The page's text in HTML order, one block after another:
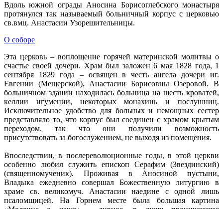
Вдоль южной ограды Аносина Борисоглебского монастыря
протянулся так называемый больничный корпус с церковью
св.вмц. Анастасии Узорешительницы.
О соборе
Эта церковь – воплощение горячей материнской молитвы о
счастье своей дочери. Храм был заложен 6 мая 1828 года, 1
сентября 1829 года – освящен в честь ангела дочери иг.
Евгении (Мещерской), Анастасии Борисовны Озеровой. В
больничном здании находилась больница на шесть кроватей,
келлии игумении, некоторых монахинь и послушниц.
Исключительное удобство для больных и немощных сестер
представляло то, что корпус был соединен с храмом крытым
переходом, так что они получили возможность
присутствовать за богослужением, не выходя из помещения.
Впоследствии, в послереволюционные годы, в этой церкви
особенно любил служить епископ Серафим (Звездинский)
(священномученик). Проживая в Аносиной пустыни,
Владыка ежедневно совершал Божественную литургию в
храме св. великомуч. Анастасии наедине с одной лишь
псаломщицей. На Горнем месте была большая картина